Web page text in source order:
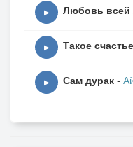
▶ Любовь всей
▶ Такое счастье
▶ Сам дурак -